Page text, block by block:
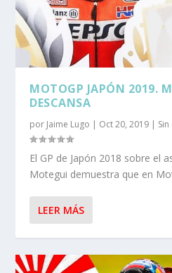
MOTOGP JAPÓN 2019.
DESCANSA
por Jaime Lugo | Oct 20, 2019 |
El GP de Japón 2018 sobre el
Motegui demuestra que en
LEER MÁS